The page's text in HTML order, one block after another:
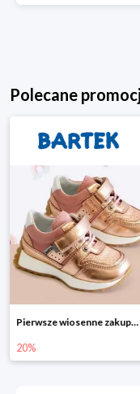
Polecane
Pierwsze wiosenne zakupy -20%
20%